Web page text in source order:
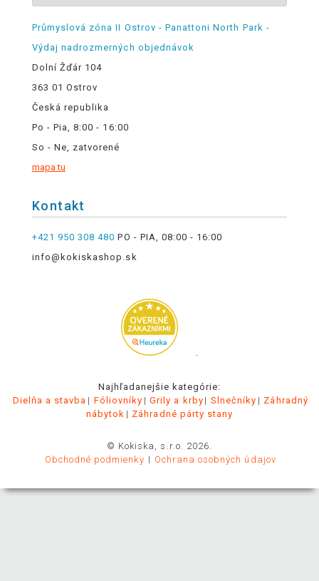
Průmyslová zóna II Ostrov - Panattoni North Park -
Výdaj nadrozmerných objednávok
Dolní Žďár 104
363 01 Ostrov
Česká republika
Po - Pia, 8:00 - 16:00
So - Ne, zatvorené
mapa tu
Kontakt
+421 950 308 480 PO - PIA, 08:00 - 16:00
info@kokiskashop.sk
.
Najhľadanejšie kategórie:
Dielňa a stavba
Fóliovníky Grily a krby Slnečníky
Záhradný
nábytok
Záhradné párty stany
© Kokiska, s.r.o. 2026.
Obchodné podmienky
Ochrana osobných údajov